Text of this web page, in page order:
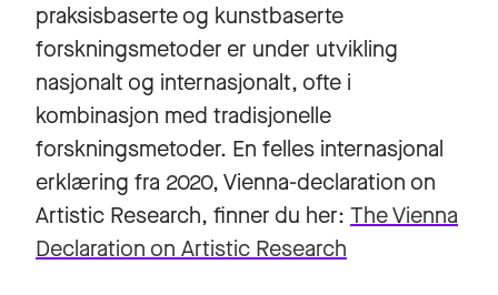
praksisbaserte og kunstbaserte
forskningsmetoder er under utvikling
nasjonalt og internasjonalt, ofte i
kombinasjon med tradisjonelle
forskningsmetoder. En felles internasjonal
erklæring fra 2020, Vienna-declaration on
Artistic Research, finner du her: The Vienna
Declaration on Artistic Research